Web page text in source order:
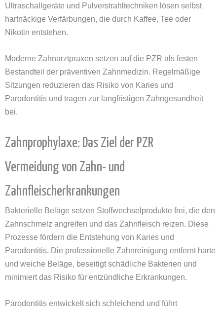
Ultraschallgeräte und Pulverstrahltechniken lösen selbst
hartnäckige Verfärbungen, die durch Kaffee, Tee oder
Nikotin entstehen.
Moderne Zahnarztpraxen setzen auf die PZR als festen
Bestandteil der präventiven Zahnmedizin. Regelmäßige
Sitzungen reduzieren das Risiko von Karies und
Parodontitis und tragen zur langfristigen Zahngesundheit
bei.
Zahnprophylaxe: Das Ziel der PZR
Vermeidung von Zahn- und
Zahnfleischerkrankungen
Bakterielle Beläge setzen Stoffwechselprodukte frei, die den
Zahnschmelz angreifen und das Zahnfleisch reizen. Diese
Prozesse fördern die Entstehung von Karies und
Parodontitis. Die professionelle Zahnreinigung entfernt harte
und weiche Beläge, beseitigt schädliche Bakterien und
minimiert das Risiko für entzündliche Erkrankungen.
Parodontitis entwickelt sich schleichend und führt